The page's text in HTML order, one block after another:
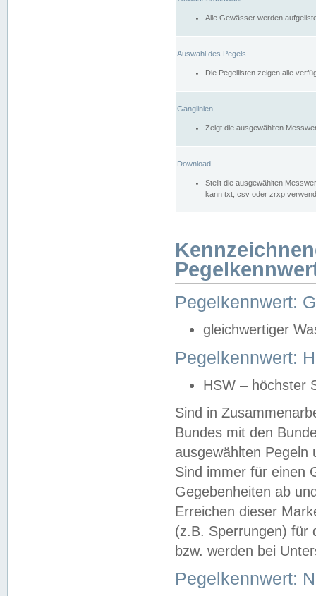
Alle Gewässer werden
Auswahl des Pegels
Die Pegellisten zeigen alle
Ganglinien
Zeigt die ausgewählten
Download
Stellt die ausgewählten
kann txt, csv oder zrxp
Pegelkennwert:
gleichwertiger
Pegelkennwert:
HSW – höchster
Sind in
Bundes mit den
ausgewählten
Sind immer für einen
Gegebenheiten ab
Erreichen dieser
(z.B. Sperrungen) für
bzw. werden bei
Pegelkennwert: